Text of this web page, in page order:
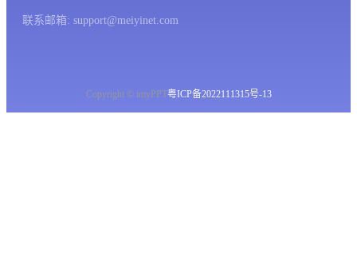
联系邮箱: support@meiyinet.com
Copyright © imyPPT粤ICP备2022111315号-13